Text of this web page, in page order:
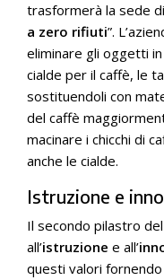
trasformerà la sede di
a zero rifiuti”.
eliminare gli oggetti
cialde per il caffè, le
sostituendoli con
del caffè
macinare i chicchi di
anche le cialde.
Istruzione e
Il secondo pilastro
all’istruzione e all’
questi valori